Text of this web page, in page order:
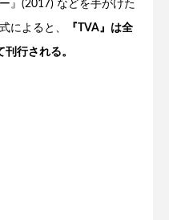
』(2017) などを手がけた
によると、 『TVA』は全
行される。